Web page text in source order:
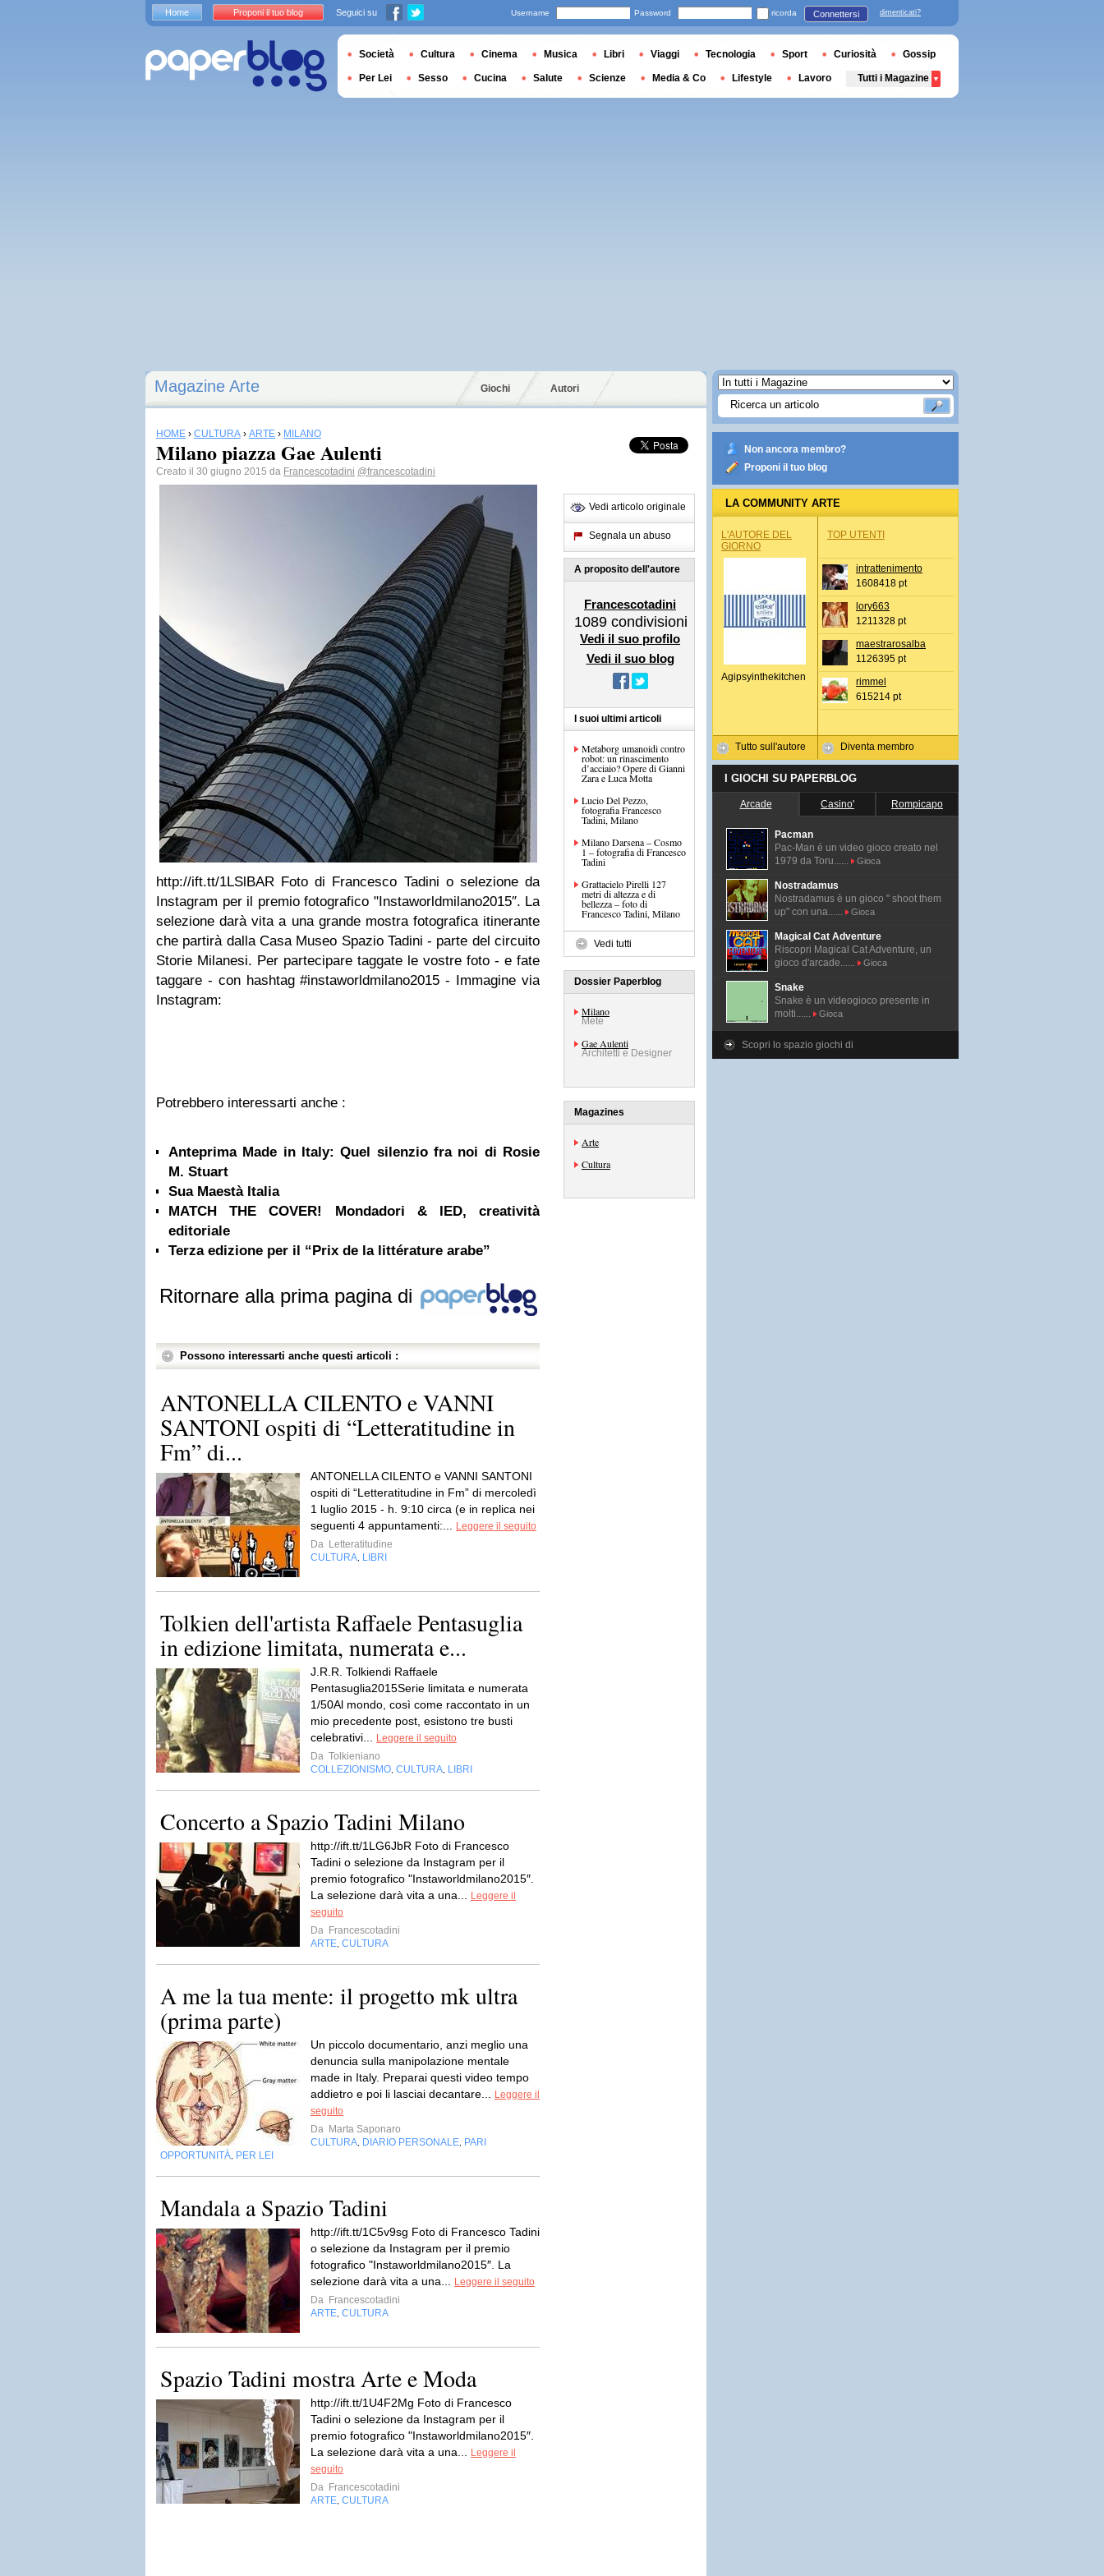
Magazine Arte Giochi Autori
HOME › CULTURA › ARTE › MILANO
Milano piazza Gae Aulenti
Creato il 30 giugno 2015 da Francescotadini @francescotadini
http://ift.tt/1LSlBAR Foto di Francesco Tadini o selezione da
Instagram per il premio fotografico "Instaworldmilano2015″. La
selezione darà vita a una grande mostra fotografica itinerante
che partirà dalla Casa Museo Spazio Tadini - parte del circuito
Storie Milanesi. Per partecipare taggate le vostre foto - e fate
taggare - con hashtag #instaworldmilano2015 - Immagine via
Instagram:
Potrebbero interessarti anche :
Anteprima Made in Italy: Quel silenzio fra noi di Rosie
M. Stuart
Sua Maestà Italia
MATCH THE COVER! Mondadori & IED, creatività
editoriale
Terza edizione per il “Prix de la littérature arabe”
Ritornare alla prima pagina di
Possono interessarti anche questi articoli :
ANTONELLA CILENTO e VANNI
SANTONI ospiti di “Letteratitudine in
Fm” di...
ANTONELLA CILENTO e VANNI SANTONI
ospiti di “Letteratitudine in Fm” di mercoledì
1 luglio 2015 - h. 9:10 circa (e in replica nei
seguenti 4 appuntamenti:...
Leggere il seguito
Da Letteratitudine
CULTURA LIBRI
Tolkien dell'artista Raffaele Pentasuglia
in edizione limitata, numerata e...
J.R.R. Tolkiendi Raffaele
Pentasuglia2015Serie limitata e numerata
1/50Al mondo, così come raccontato in un
mio precedente post, esistono tre busti
celebrativi...
Leggere il seguito
Da Tolkieniano
COLLEZIONISMO CULTURA LIBRI
Concerto a Spazio Tadini Milano
http://ift.tt/1LG6JbR Foto di Francesco
Tadini o selezione da Instagram per il
premio fotografico "Instaworldmilano2015″.
La selezione darà vita a una...
Leggere il
seguito
Da Francescotadini
ARTE CULTURA
A me la tua mente: il progetto mk ultra
(prima parte)
Un piccolo documentario, anzi meglio una
denuncia sulla manipolazione mentale
made in Italy. Preparai questi video tempo
addietro e poi li lasciai decantare...
Leggere il
seguito
Da Marta Saponaro
CULTURA DIARIO PERSONALE PARI
OPPORTUNITÀ PER LEI
Mandala a Spazio Tadini
http://ift.tt/1C5v9sg Foto di Francesco Tadini
o selezione da Instagram per il premio
fotografico "Instaworldmilano2015″. La
selezione darà vita a una...
Leggere il seguito
Da Francescotadini
ARTE CULTURA
Spazio Tadini mostra Arte e Moda
http://ift.tt/1U4F2Mg Foto di Francesco
Tadini o selezione da Instagram per il
premio fotografico "Instaworldmilano2015″.
La selezione darà vita a una...
Leggere il
seguito
Da Francescotadini
ARTE CULTURA
Vedi articolo originale
Segnala un abuso
A proposito dell'autore
Francescotadini
1089 condivisioni
Vedi il suo profilo
Vedi il suo blog
I suoi ultimi articoli
Metaborg umanoidi contro
robot: un rinascimento
d’acciaio? Opere di Gianni
Zara e Luca Motta
Lucio Del Pezzo,
fotografia Francesco
Tadini, Milano
Milano Darsena – Cosmo
1 – fotografia di Francesco
Tadini
Grattacielo Pirelli 127
metri di altezza e di
bellezza – foto di
Francesco Tadini, Milano
Vedi tutti
Dossier Paperblog
Milano
Mete
Gae Aulenti
Architetti e Designer
Magazines
Arte
Cultura
Non ancora membro?
Proponi il tuo blog
LA COMMUNITY ARTE
L'AUTORE DEL
GIORNO
Agipsyinthekitchen
Tutto sull'autore
TOP UTENTI
intrattenimento
1608418 pt
lory663
1211328 pt
maestrarosalba
1126395 pt
rimmel
615214 pt
Diventa membro
I GIOCHI SU PAPERBLOG
Arcade Casino' Rompicapo
Pacman
Pac-Man é un video gioco creato nel
1979 da Toru......
Gioca
Nostradamus
Nostradamus è un gioco " shoot them
up" con una......
Gioca
Magical Cat Adventure
Riscopri Magical Cat Adventure, un
gioco d'arcade......
Gioca
Snake
Snake è un videogioco presente in
molti......
Gioca
Scopri lo spazio giochi di
Home Proponi il tuo blog Seguici su Username Password ricorda Connettersi dimenticati?
Società Cultura Cinema Musica Libri Viaggi Tecnologia Sport Curiosità Gossip
Per Lei Sesso Cucina Salute Scienze Media & Co Lifestyle Lavoro Tutti i Magazine